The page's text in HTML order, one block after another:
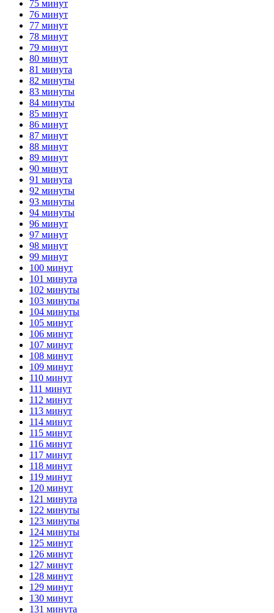
75 минут
76 минут
77 минут
78 минут
79 минут
80 минут
81 минута
82 минуты
83 минуты
84 минуты
85 минут
86 минут
87 минут
88 минут
89 минут
90 минут
91 минута
92 минуты
93 минуты
94 минуты
96 минут
97 минут
98 минут
99 минут
100 минут
101 минута
102 минуты
103 минуты
104 минуты
105 минут
106 минут
107 минут
108 минут
109 минут
110 минут
111 минут
112 минут
113 минут
114 минут
115 минут
116 минут
117 минут
118 минут
119 минут
120 минут
121 минута
122 минуты
123 минуты
124 минуты
125 минут
126 минут
127 минут
128 минут
129 минут
130 минут
131 минута